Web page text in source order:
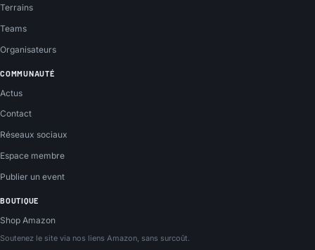
Terrains
Teams
Organisateurs
COMMUNAUTÉ
Actus
Contact
Réseaux sociaux
Espace membre
Publier un event
BOUTIQUE
Shop Amazon
Soutenez le site via nos liens Amazon, sans surcoût.